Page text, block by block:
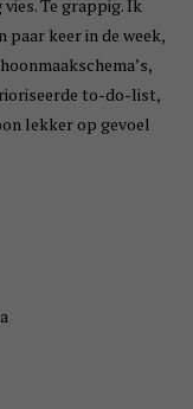
Te grappig. Ik
paar keer in de week,
to-do-list,
lekker op gevoel